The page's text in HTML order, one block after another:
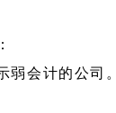
弱会计的公司。